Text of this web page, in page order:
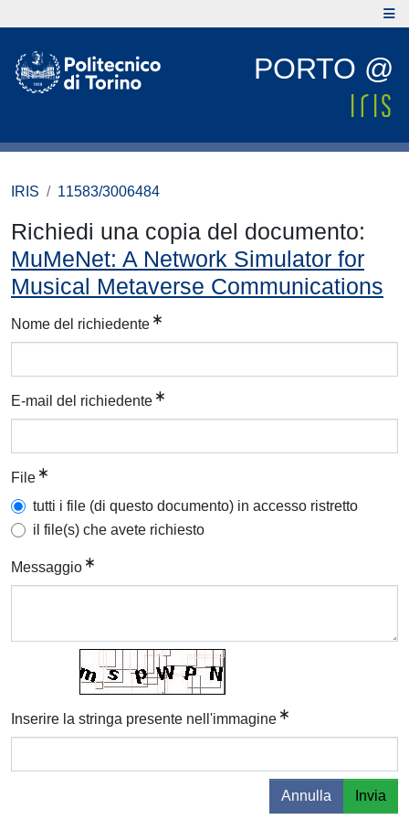
PORTO @
IRIS 11583/3006484
Richiedi una copia del documento:
MuMeNet: A Network Simulator for
Musical Metaverse Communications
Nome del richiedente
E-mail del richiedente
File
tutti i file (di questo documento) in accesso ristretto
il file(s) che avete richiesto
Messaggio
Inserire la stringa presente nell'immagine
Annulla Invia